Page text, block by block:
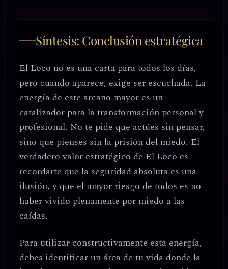
Síntesis: Conclusión estratégica
El Loco no es una carta para todos los días,
pero cuando aparece, exige ser escuchada. La
energía de este arcano mayor es un
catalizador para la transformación personal y
profesional. No te pide que actúes sin pensar,
sino que pienses sin la prisión del miedo. El
verdadero valor estratégico de El Loco es
recordarte que la seguridad absoluta es una
ilusión, y que el mayor riesgo de todos es no
haber vivido plenamente por miedo a las
caídas.
Para utilizar constructivamente esta energía,
debes identificar un área de tu vida donde la